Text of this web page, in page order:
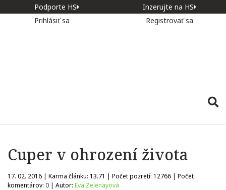
Podporte HS
Inzerujte na HS
Prihlásiť sa
Registrovať sa
Cuper v ohrození života
17. 02. 2016 | Karma článku: 13.71 | Počet pozretí: 12766 | Počet
komentárov: 0 | Autor: Eva Zelenayová